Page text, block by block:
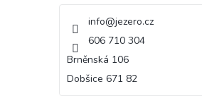
info@jezero.cz
606 710 304
Brněnská 106
Dobšice 671 82